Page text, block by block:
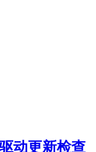
动更新检查